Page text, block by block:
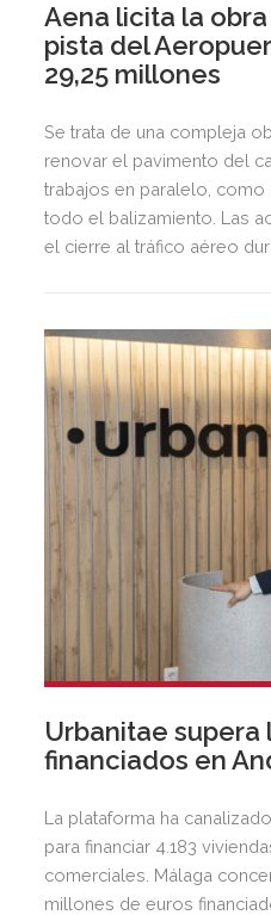
Aena licita la
pista del
29,25 millones
Se trata de una compleja
renovar el pavimento del
trabajos en paralelo, como
todo el balizamiento. Las
el cierre al tráfico aéreo
Urbanitae supera
financiados en
La plataforma ha
para financiar 4.183
comerciales. Málaga
millones de euros